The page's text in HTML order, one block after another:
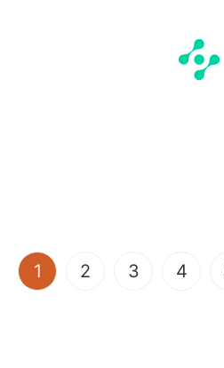
1 (current)
2 3 4